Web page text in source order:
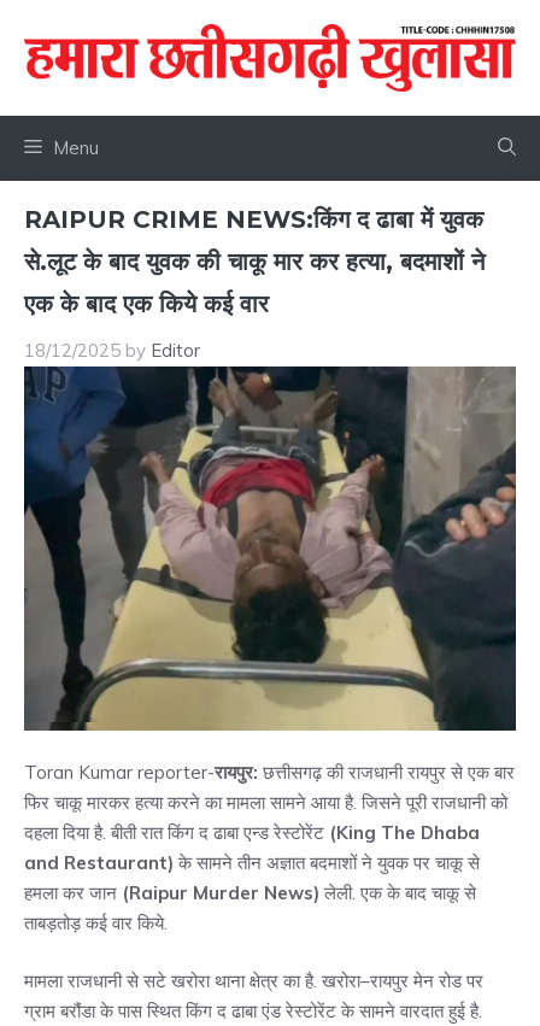
content
Menu
RAIPUR CRIME NEWS:किंग द ढाबा में युवक
से.लूट के बाद युवक की चाकू मार कर हत्या, बदमाशों ने
एक के बाद एक किये कई वार
18/12/2025 by Editor
Toran Kumar reporter-रायपुर: छत्तीसगढ़ की राजधानी रायपुर से एक बार
फिर चाकू मारकर हत्या करने का मामला सामने आया है. जिसने पूरी राजधानी को
दहला दिया है. बीती रात किंग द ढाबा एन्ड रेस्टोरेंट (King The Dhaba
and Restaurant) के सामने तीन अज्ञात बदमाशों ने युवक पर चाकू से
हमला कर जान (Raipur Murder News) लेली. एक के बाद चाकू से
ताबड़तोड़ कई वार किये.
मामला राजधानी से सटे खरोरा थाना क्षेत्र का है. खरोरा–रायपुर मेन रोड पर
ग्राम बरौंडा के पास स्थित किंग द ढाबा एंड रेस्टोरेंट के सामने वारदात हुई है.